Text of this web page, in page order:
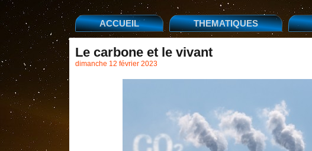
ACCUEIL THEMATIQUES
Le carbone et le vivant
dimanche 12 février 2023